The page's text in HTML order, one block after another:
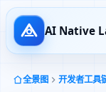
AI Native
全景图 开发者工具